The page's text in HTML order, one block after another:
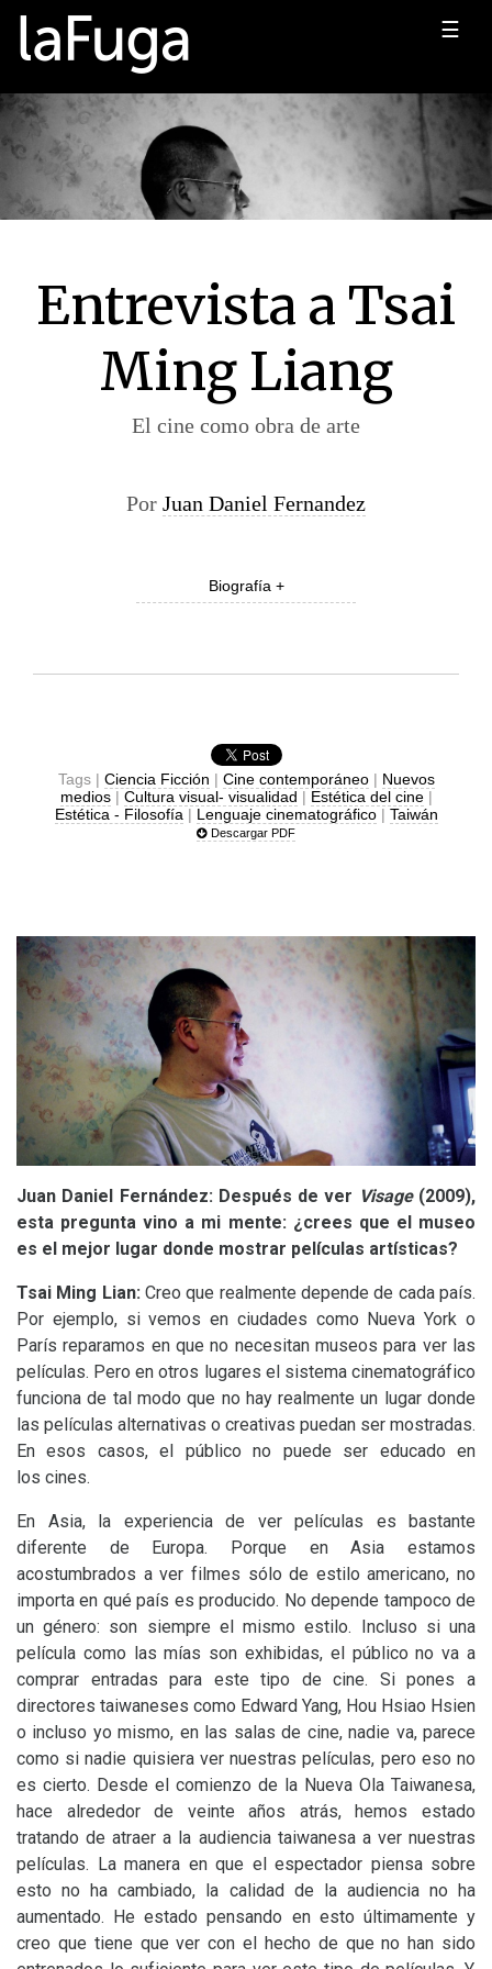
☰
Entrevista a Tsai
Ming Liang
El cine como obra de arte
Por Juan Daniel Fernandez
Biografía +
Tags | Ciencia Ficción | Cine contemporáneo| Nuevos
medios| Cultura visual- visualidad | Estética del cine|
Estética - Filosofía | Lenguaje cinematográfico| Taiwán
Descargar PDF
Juan Daniel Fernández: Después de ver Visage(2009),
esta pregunta vino a mi mente: ¿crees que el museo
es el mejor lugar donde mostrar películas artísticas?
Tsai Ming Lian: Creo que realmente depende de cada país.
Por ejemplo, si vemos en ciudades como Nueva York o
París reparamos en que no necesitan museos para ver las
películas. Pero en otros lugares el sistema cinematográfico
funciona de tal modo que no hay realmente un lugar donde
las películas alternativas o creativas puedan ser mostradas.
En esos casos, el público no puede ser educado en
los cines.
En Asia, la experiencia de ver películas es bastante
diferente de Europa. Porque en Asia estamos
acostumbrados a ver filmes sólo de estilo americano, no
importa en qué país es producido. No depende tampoco de
un género: son siempre el mismo estilo. Incluso si una
película como las mías son exhibidas, el público no va a
comprar entradas para este tipo de cine. Si pones a
directores taiwaneses como Edward Yang, Hou Hsiao Hsien
o incluso yo mismo, en las salas de cine, nadie va, parece
como si nadie quisiera ver nuestras películas, pero eso no
es cierto. Desde el comienzo de la Nueva Ola Taiwanesa,
hace alrededor de veinte años atrás, hemos estado
tratando de atraer a la audiencia taiwanesa a ver nuestras
películas. La manera en que el espectador piensa sobre
esto no ha cambiado, la calidad de la audiencia no ha
aumentado. He estado pensando en esto últimamente y
creo que tiene que ver con el hecho de que no han sido